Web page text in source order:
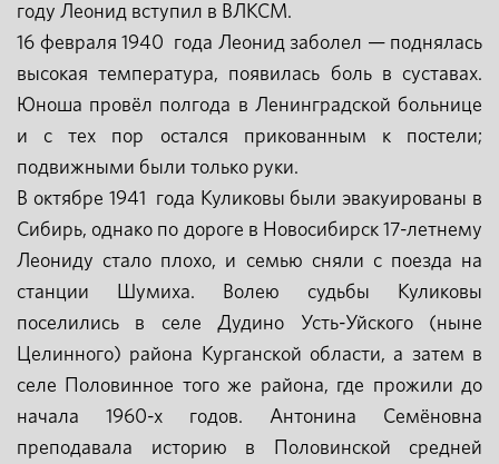
году Леонид вступил в ВЛКСМ.
16 февраля 1940 года Леонид заболел — поднялась
высокая температура, появилась боль в суставах.
Юноша провёл полгода в Ленинградской больнице
и с тех пор остался прикованным к постели;
подвижными были только руки.
В октябре 1941 года Куликовы были эвакуированы в
Сибирь, однако по дороге в Новосибирск 17-летнему
Леониду стало плохо, и семью сняли с поезда на
станции Шумиха. Волею судьбы Куликовы
поселились в селе Дудино Усть-Уйского (ныне
Целинного) района Курганской области, а затем в
селе Половинное того же района, где прожили до
начала 1960-х годов. Антонина Семёновна
преподавала историю в Половинской средней